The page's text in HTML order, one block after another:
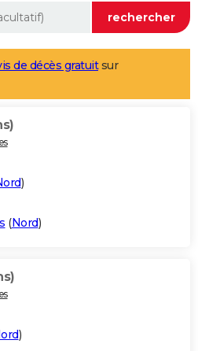
de décès gratuitsur
)
(Nord)
)